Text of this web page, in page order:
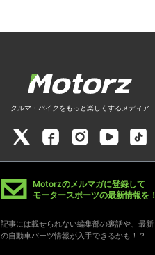
クルマ・バイクをもっと楽しくするメディア
Motorzのメルマガに登録して
モータースポーツの最新情報を！
記事には載せられない編集部の裏話や、最新
の自動車パーツ情報が入手できるかも！？